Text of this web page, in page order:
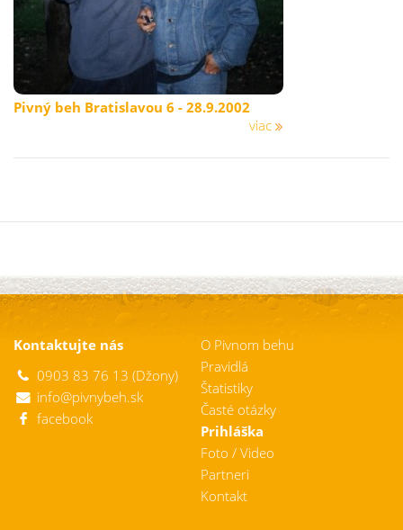
Pivný beh Bratislavou 6 - 28.9.2002
viac
Kontaktujte nás
0903 83 76 13 (Džony)
info@pivnybeh.sk
facebook
O Pivnom behu
Pravidlá
Štatistiky
Časté otázky
Prihláška
Foto / Video
Partneri
Kontakt